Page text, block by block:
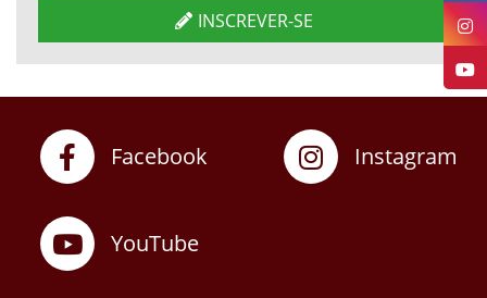
INSCREVER-SE
Facebook Instagram
YouTube